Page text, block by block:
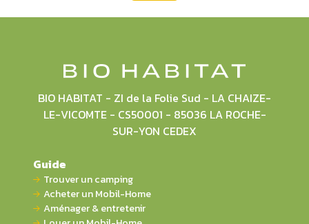
BIO HABITAT - ZI de la Folie Sud - LA CHAIZE-
LE-VICOMTE - CS50001 - 85036 LA ROCHE-
SUR-YON CEDEX
Guide
Trouver un camping
Acheter un Mobil-Home
Aménager & entretenir